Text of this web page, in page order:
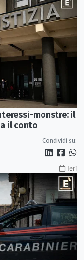
monstre: il
il conto
Condividi su:
Ieri